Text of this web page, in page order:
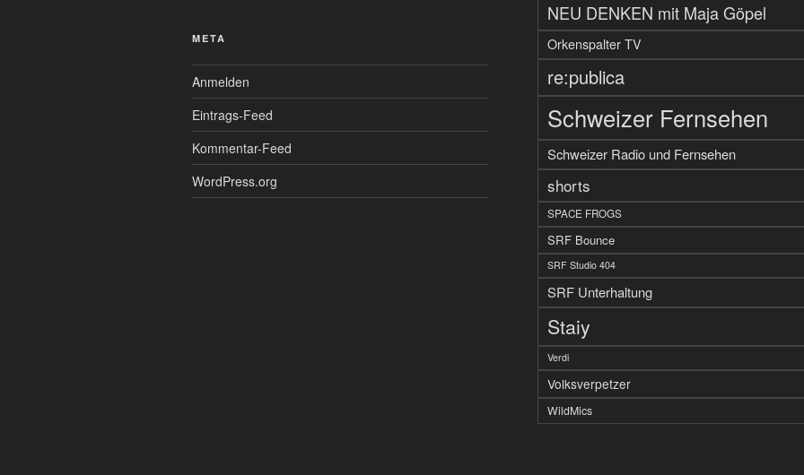
META
Anmelden
Eintrags-Feed
Kommentar-Feed
WordPress.org
NEU DENKEN mit Maja Göpel
Orkenspalter TV
re:publica
Schweizer Fernsehen
Schweizer Radio und Fernsehen
shorts
SPACE FROGS
SRF Bounce
SRF Studio 404
SRF Unterhaltung
Staiy
Verdi
Volksverpetzer
WildMics